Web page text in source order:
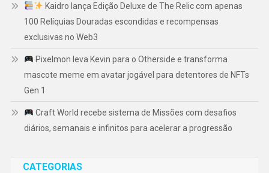
Kaidro lança Edição Deluxe de The Relic com apenas
100 Relíquias Douradas escondidas e recompensas
exclusivas no Web3
Pixelmon leva Kevin para o Otherside e transforma
mascote meme em avatar jogável para detentores de NFTs
Gen 1
Craft World recebe sistema de Missões com desafios
diários, semanais e infinitos para acelerar a progressão
CATEGORIAS